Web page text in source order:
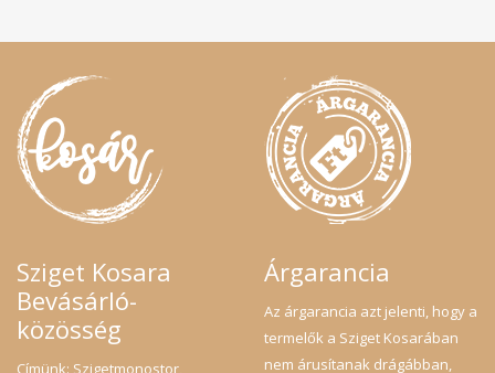
Sziget Kosara
Bevásárló-
közösség
Címünk: Szigetmonostor,
Árgarancia
Az árgarancia azt jelenti, hogy a
termelők a Sziget Kosarában
nem árusítanak drágábban,